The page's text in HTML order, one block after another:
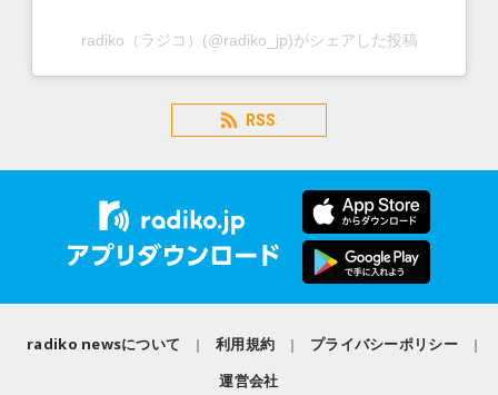
radiko（ラジコ）(@radiko_jp)がシェアした投稿
RSS
radiko newsについて 利用規約
プライバシーポリシー
運営会社